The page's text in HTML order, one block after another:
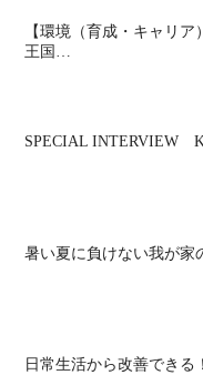
【環境（育成・キャリア
王国…
SPECIAL INTERVIEW
暑い夏に負けない我が家
日常生活から改善できる